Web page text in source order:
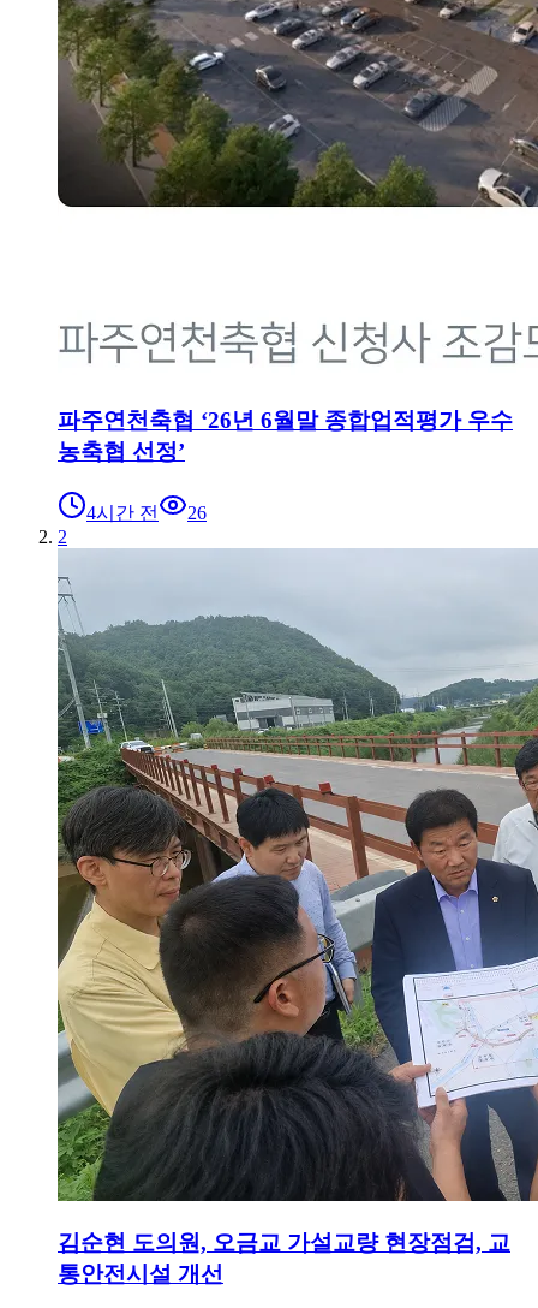
파주연천축협 ‘26년 6월말 종합업적평가 우수
농축협 선정’
4시간 전
26
2
김순현 도의원, 오금교 가설교량 현장점검, 교
통안전시설 개선